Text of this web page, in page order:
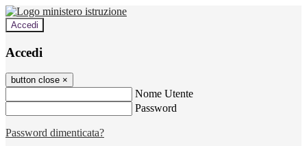
Accedi
Accedi
button close ×
Nome Utente
Password
Password dimenticata?